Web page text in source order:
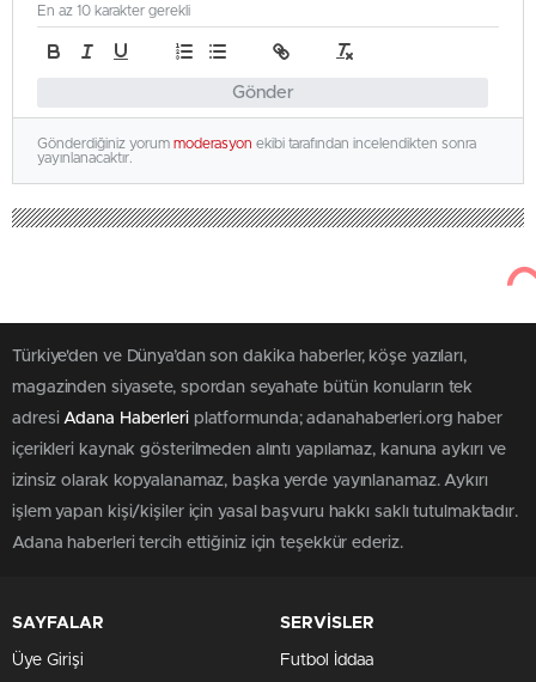
Gönder
En az 10 karakter gerekli
Gönderdiğiniz yorum moderasyon ekibi tarafından incelendikten sonra
yayınlanacaktır.
Türkiye'den ve Dünya’dan son dakika haberler, köşe yazıları,
magazinden siyasete, spordan seyahate bütün konuların tek
adresiAdana Haberleriplatformunda; adanahaberleri.org haber
içerikleri kaynak gösterilmeden alıntı yapılamaz, kanuna aykırı ve
izinsiz olarak kopyalanamaz, başka yerde yayınlanamaz. Aykırı
işlem yapan kişi/kişiler için yasal başvuru hakkı saklı tutulmaktadır.
Adana haberleri tercih ettiğiniz için teşekkür ederiz.
SAYFALAR
Üye Girişi
SERVİSLER
Futbol İddaa